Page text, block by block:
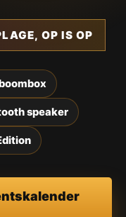
OP IS OP
speaker